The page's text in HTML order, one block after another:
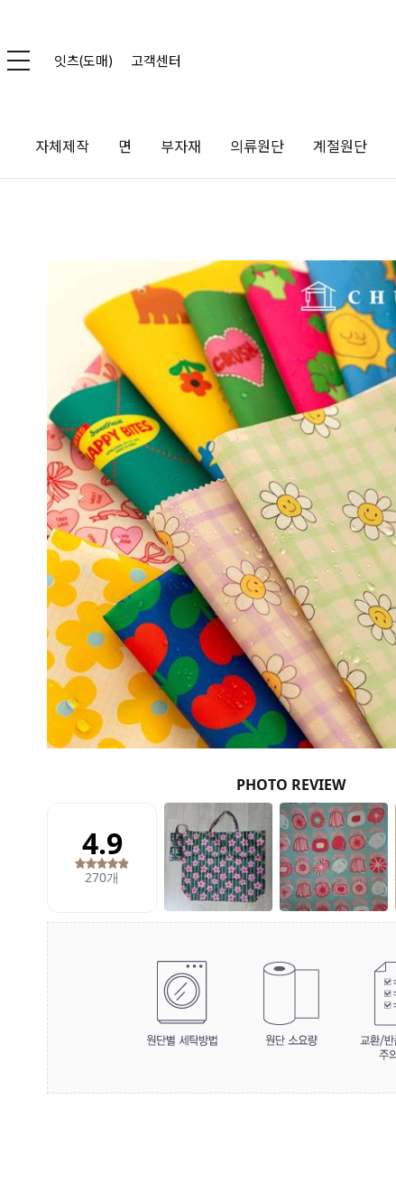
잇츠(도매) 고객센터
자체제작 면 부자재 의류원단 계절원단